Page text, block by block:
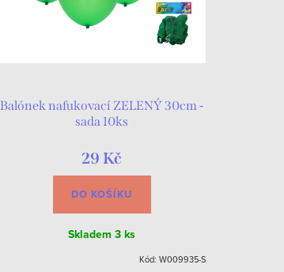
Balónek nafukovací ZELENÝ 30cm -
sada 10ks
29 Kč
DO KOŠÍKU
Skladem3 ks
Kód: W009935-S